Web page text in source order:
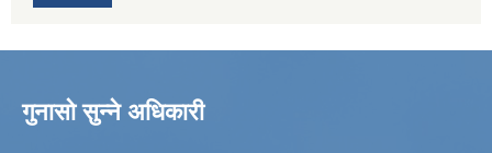
गुनासो सुन्ने अधिकारी